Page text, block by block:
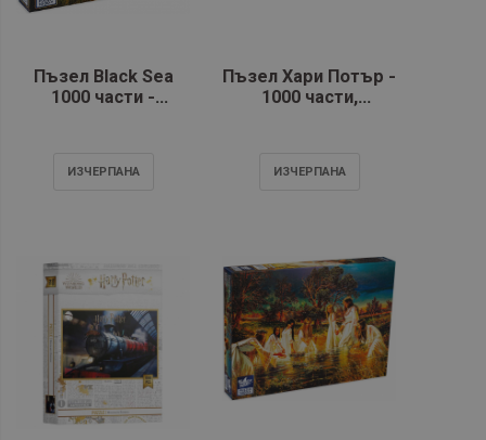
Пъзел Black Sea
1000 части -
ИЗЧЕРПАНA
Пъзел Хари Потър -
1000 части,
ИЗЧЕРПАНA